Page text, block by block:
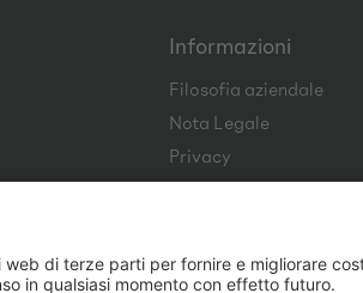
Informazioni
Filosofia aziendale
Nota Legale
Privacy
CGC